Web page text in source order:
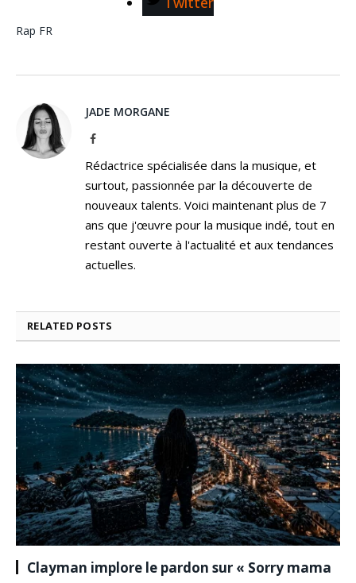
Rap FR
JADE MORGANE
Facebook
Rédactrice spécialisée dans la musique, et
surtout, passionnée par la découverte de
nouveaux talents. Voici maintenant plus de 7
ans que j'œuvre pour la musique indé, tout en
restant ouverte à l'actualité et aux tendances
actuelles.
RELATED POSTS
Clayman implore le pardon sur « Sorry mama